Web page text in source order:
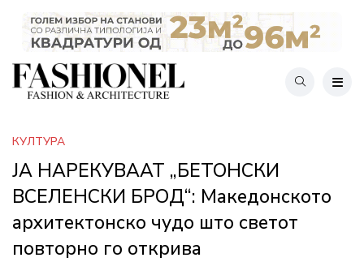
КУЛТУРА
ЈА НАРЕКУВААТ „БЕТОНСКИ
ВСЕЛЕНСКИ БРОД“: Македонското
архитектонско чудо што светот
повторно го открива